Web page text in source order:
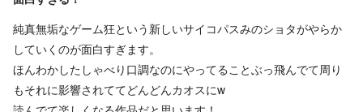
純真無垢なゲーム狂という新しいサイコパスみのショタがやらか
していくのが面白すぎます。
ほんわかしたしゃべり口調なのにやってることぶっ飛んでて周り
もそれに影響されててどんどんカオスにw